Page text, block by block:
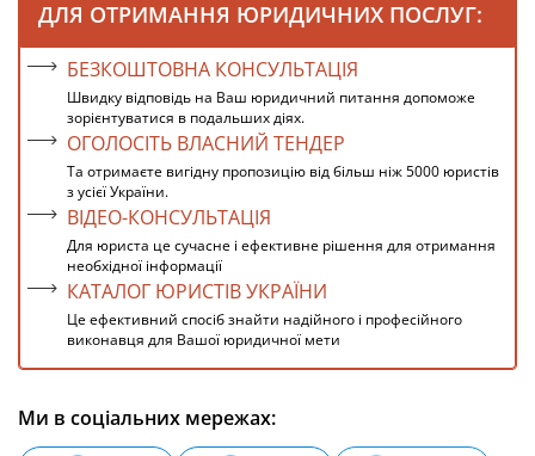
ДЛЯ ОТРИМАННЯ ЮРИДИЧНИХ ПОСЛУГ:
БЕЗКОШТОВНА КОНСУЛЬТАЦІЯ
Швидку відповідь на Ваш юридичний питання допоможе
зорієнтуватися в подальших діях.
ОГОЛОСІТЬ ВЛАСНИЙ ТЕНДЕР
Та отримаєте вигідну пропозицію від більш ніж 5000 юристів
з усієї України.
ВІДЕО-КОНСУЛЬТАЦІЯ
Для юриста це сучасне і ефективне рішення для отримання
необхідної інформації
КАТАЛОГ ЮРИСТІВ УКРАЇНИ
Це ефективний спосіб знайти надійного і професійного
виконавця для Вашої юридичної мети
Ми в соціальних мережах: